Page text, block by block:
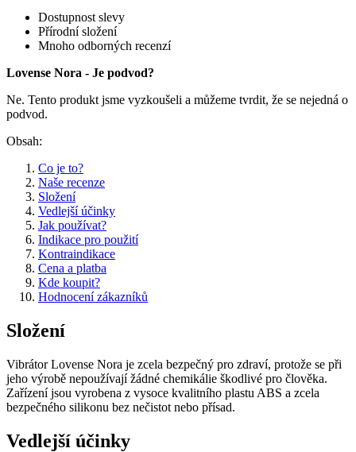
Dostupnost slevy
Přírodní složení
Mnoho odborných recenzí
Lovense Nora - Je podvod?
Ne. Tento produkt jsme vyzkoušeli a můžeme tvrdit, že se nejedná o
podvod.
Obsah:
Co je to?
Naše recenze
Složení
Vedlejší účinky
Jak používat?
Indikace pro použití
Kontraindikace
Cena a platba
Kde koupit?
Hodnocení zákazníků
Složení
Vibrátor Lovense Nora je zcela bezpečný pro zdraví, protože se při
jeho výrobě nepoužívají žádné chemikálie škodlivé pro člověka.
Zařízení jsou vyrobena z vysoce kvalitního plastu ABS a zcela
bezpečného silikonu bez nečistot nebo přísad.
Vedlejší účinky